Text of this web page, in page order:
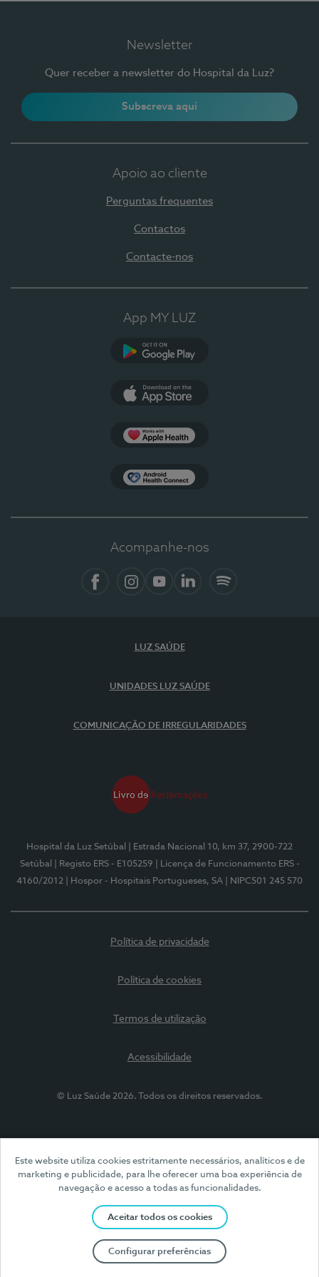
Este website utiliza cookies estritamente necessários, analíticos e de
marketing e publicidade, para lhe oferecer uma boa experiência de
navegação e acesso a todas as funcionalidades.
Aceitar todos os cookies
Configurar preferências
Newsletter
Quer receber a newsletter do Hospital da Luz?
Subscreva aqui
Apoio ao cliente
Perguntas frequentes
Contactos
Contacte-nos
App MY LUZ
Acompanhe-nos
LUZ SAÚDE
UNIDADES LUZ SAÚDE
COMUNICAÇÃO DE IRREGULARIDADES
Hospital da Luz Setúbal
| Estrada Nacional 10, km 37, 2900-722
Setúbal
| Registo ERS - E105259
| Licença de Funcionamento ERS -
4160/2012
| Hospor - Hospitais Portugueses, SA | NIPC501 245 570
Política de privacidade
Política de cookies
Termos de utilização
Acessibilidade
© Luz Saúde 2026. Todos os direitos reservados.